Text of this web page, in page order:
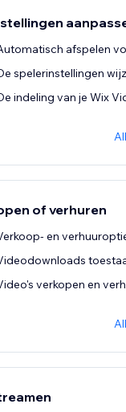
afspelen
spelerinstellingen
of verhuren
en
verkopen en